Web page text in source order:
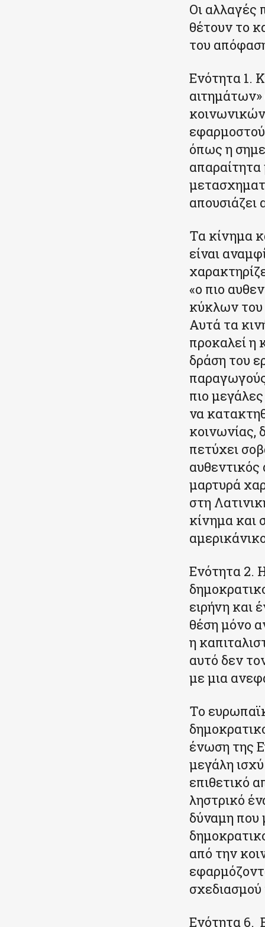
Οι αλλαγές
θέτουν το
του
Ενότητα 1.
όπως η
απουσιάζει
Τα κίνημα
είναι
«ο πιο
κύκλων του
Αυτά τα
προκαλεί η
δράση του
πιο
να
κοινωνίας,
πετύχει
μαρτυρά
στη
κίνημα και
Ενότητα 2.
ειρήνη και
θέση μόνο
η
αυτό δεν
με μια
Το
ένωση της
μεγάλη
επιθετικό
ληστρικό
δύναμη που
από την
σχεδιασμού
Ενότητα 6.